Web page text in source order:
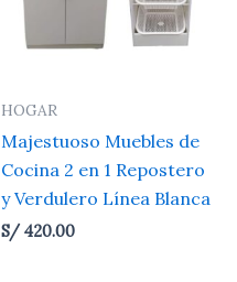
HOGAR
Majestuoso Muebles de
Cocina 2 en 1 Repostero
y Verdulero Línea Blanca
S/ 420.00